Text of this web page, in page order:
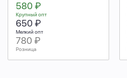
580 ₽
Крупный опт
650 ₽
Мелкий опт
780 ₽
Розница